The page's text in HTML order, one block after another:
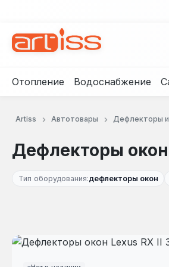
Отопление Водоснабжение
Artiss Автотовары Дефлекторы и
Дефлекторы окон
Тип оборудования:дефлекторы окон
Пропустить галерею